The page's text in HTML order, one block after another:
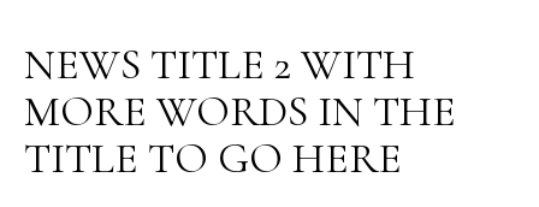
NEWS TITLE 2 WITH
MORE WORDS IN THE
TITLE TO GO HERE